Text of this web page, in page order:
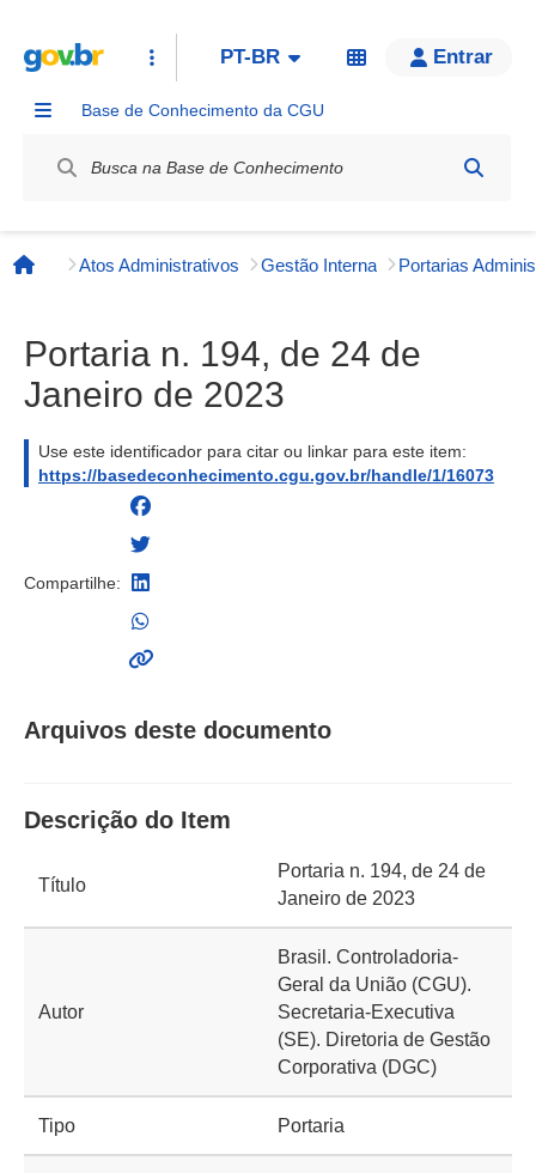
PT-BR Entrar
Base de Conhecimento da CGU
Página inicial
Atos Administrativos Gestão Interna
Portaria n. 194, de 24 de
Janeiro de 2023
Use este identificador para citar ou linkar para este item:
https://basedeconhecimento.cgu.gov.br/handle/1/16073
Compartilhe:
Arquivos deste documento
Descrição do Item
Título
Portaria n. 194, de 24 de
Janeiro de 2023
Autor
Brasil. Controladoria-
Geral da União (CGU).
Secretaria-Executiva
(SE). Diretoria de Gestão
Corporativa (DGC)
Tipo Portaria